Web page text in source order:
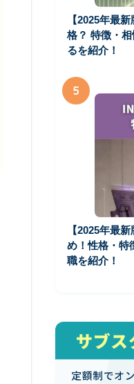
【2025年最
格？ 特徴・
るを紹介！
5
【2025年最
め！性格・特
職を紹介！